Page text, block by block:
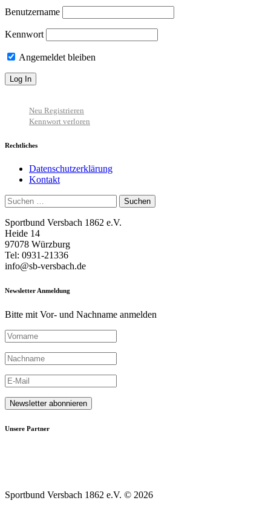
Benutzername
Kennwort
Angemeldet bleiben
Neu Registrieren
Kennwort verloren
Rechtliches
Datenschutzerklärung
Kontakt
Suchen
nach:
Sportbund Versbach 1862 e.V.
Heide 14
97078 Würzburg
Tel: 0931-21336
info@sb-versbach.de
Newsletter Anmeldung
Bitte mit Vor- und Nachname anmelden
Unsere Partner
Sportbund Versbach 1862 e.V. © 2026